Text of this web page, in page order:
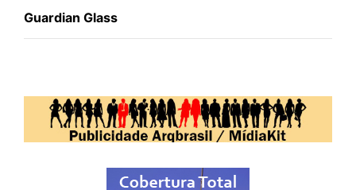
Guardian Glass